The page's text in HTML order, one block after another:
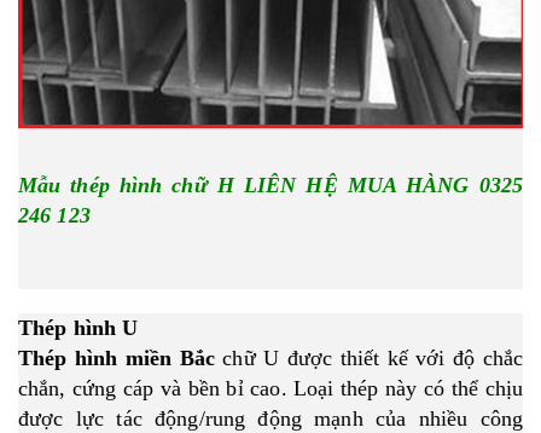
Mẫu thép hình chữ H LIÊN HỆ MUA HÀNG 0325
246 123
Thép hình U
Thép hình miền Bắcchữ U được thiết kế với độ chắc
chắn, cứng cáp và bền bỉ cao. Loại thép này có thể chịu
được lực tác động/rung động mạnh của nhiều công